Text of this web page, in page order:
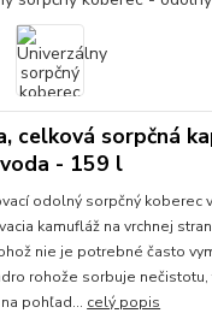
celková sorpčná
- 159 l
odolný sorpčný koberec
kamufláž na vrchnej
nie je potrebné často
rohože sorbuje nečistotu,
pohľad... celý popis